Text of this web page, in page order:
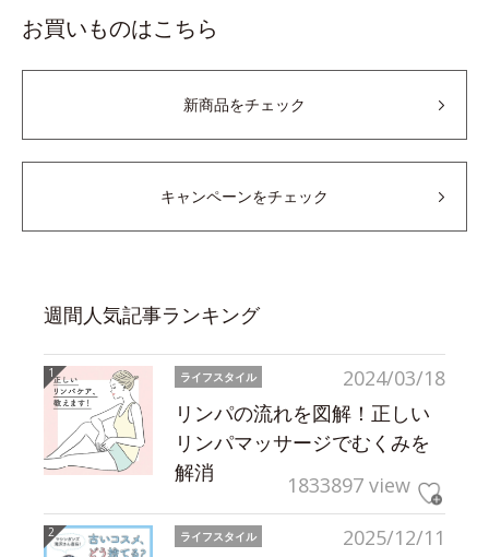
お買いものはこちら
新商品をチェック
キャンペーンをチェック
週間人気記事ランキング
2024/03/18
ライフスタイル
リンパの流れを図解！正しい
リンパマッサージでむくみを
解消
1833897 view
2025/12/11
ライフスタイル